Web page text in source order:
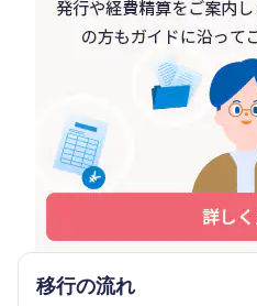
移行の流れ